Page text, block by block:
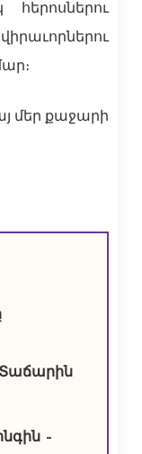
մեր քաջարի
Տաճարին
–